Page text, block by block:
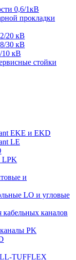
0,6/1кВ
прокладки
20 кВ
30 кВ
10 кВ
стойки
EKE и EKD
LE
LPK
и
LO и угловые
каналов
PK
TUFFLEX